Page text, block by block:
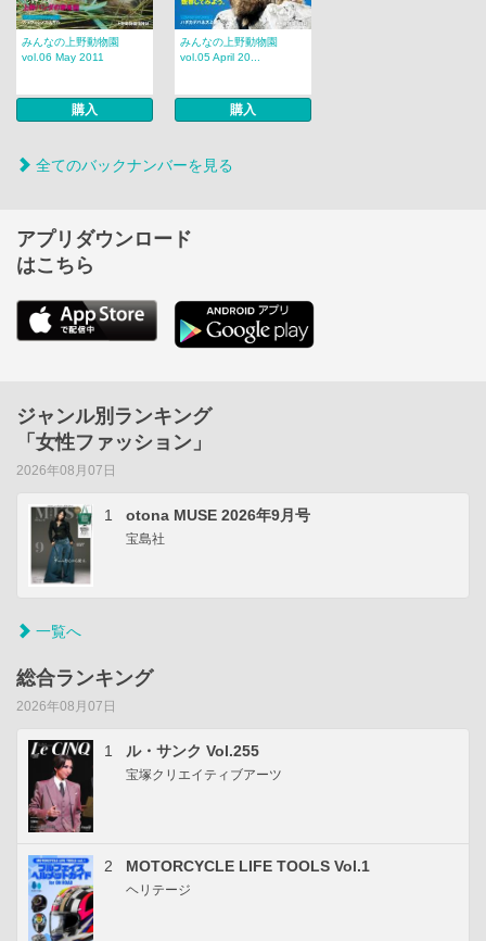
みんなの上野動物園
vol.06 May 2011
購入
みんなの上野動物園
vol.05 April 20...
購入
全てのバックナンバーを見る
アプリダウンロード
はこちら
ジャンル別ランキング
「女性ファッション」
2026年08月07日
1 otona MUSE 2026年9月号
宝島社
一覧へ
総合ランキング
2026年08月07日
1 ル・サンク Vol.255
宝塚クリエイティブアーツ
2 MOTORCYCLE LIFE TOOLS Vol.1
ヘリテージ